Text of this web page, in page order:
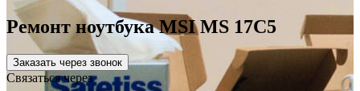
Ремонт ноутбука MSI MS 17C5
Заказать через звонок
Связаться через